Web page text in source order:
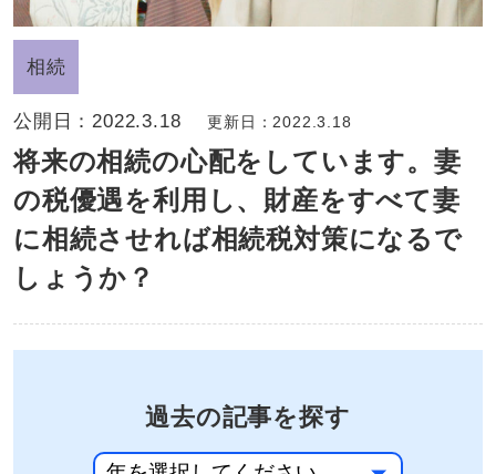
相続
公開日： 2022.3.18 更新日：2022.3.18
将来の相続の心配をしています。妻
の税優遇を利用し、財産をすべて妻
に相続させれば相続税対策になるで
しょうか？
過去の記事を探す